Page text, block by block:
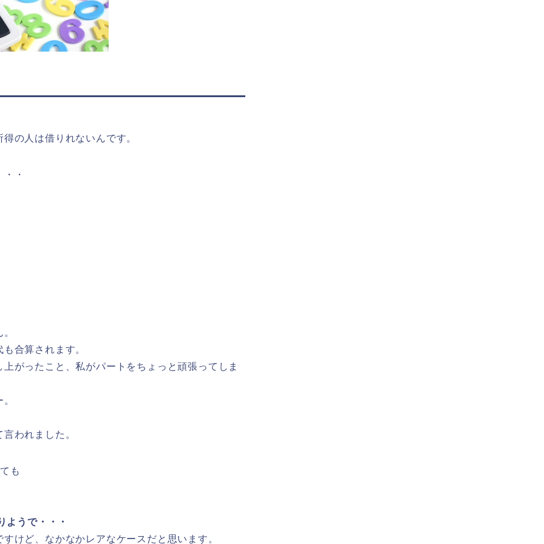
の人は借りれないんです。
・
合算されます。
がったこと、私がパートをちょっと頑張ってしま
われました。
も
ようで・・・
けど、なかなかレアなケースだと思います。